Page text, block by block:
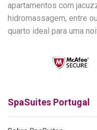
apartamentos com
hidromassagem, entre
quarto ideal para uma
SpaSuites Portugal